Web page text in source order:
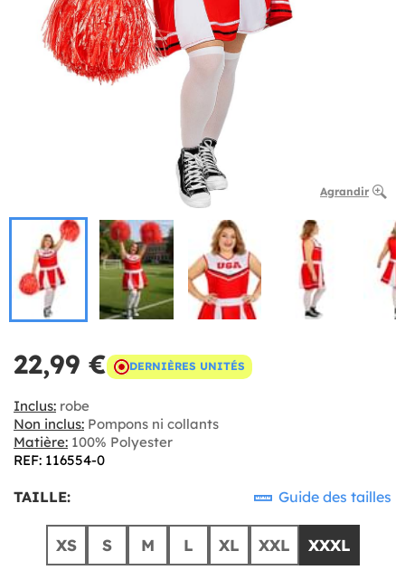
Agrandir
22,99 € DERNIÈRES UNITÉS
Inclus: robe
Non inclus: Pompons ni collants
Matière: 100% Polyester
REF: 116554-0
TAILLE: Guide des tailles
XS S M L XL XXL XXXL